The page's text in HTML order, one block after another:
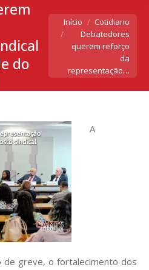
do
Você está aqui:
Início
Cotidiano
Debatedores
querem reforço
da
representação…
A
de greve, o fortalecimento dos